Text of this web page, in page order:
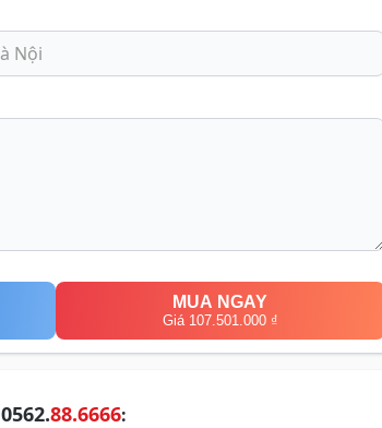
MUA NGAY
Giá 107.501.000 ₫
0562.88.6666: